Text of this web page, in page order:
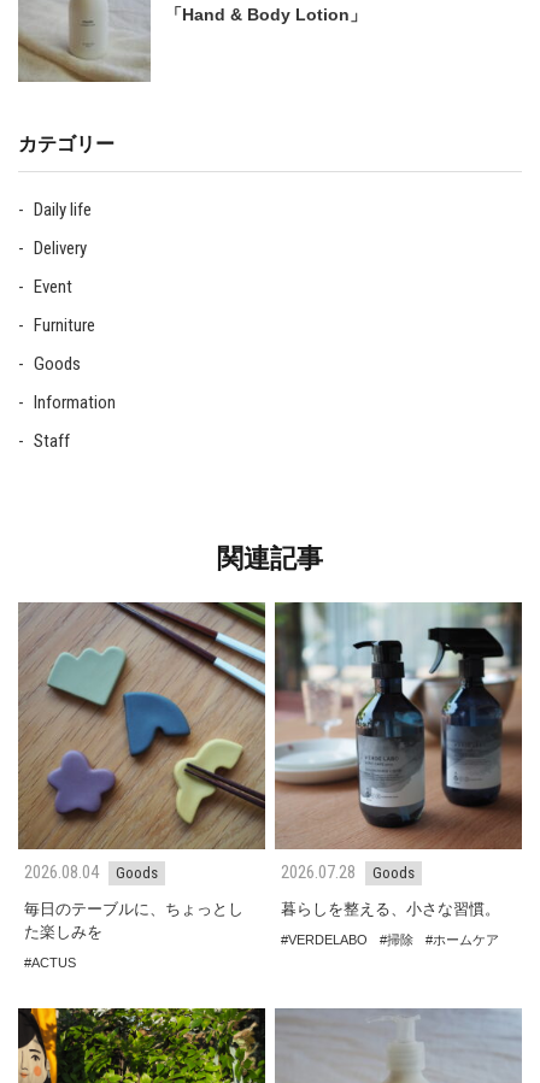
「Hand & Body Lotion」
カテゴリー
Daily life
Delivery
Event
Furniture
Goods
Information
Staff
関連記事
2026.08.04
Goods
毎日のテーブルに、ちょっとし
た楽しみを
ACTUS
2026.07.28
Goods
暮らしを整える、小さな習慣。
VERDELABO 掃除 ホームケア